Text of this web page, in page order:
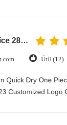
Cheap price 28mm Aluminium Curtain Rod 1.2mm thickness with plastic final
Útil (12)
Quick Dry One
Customized Logo